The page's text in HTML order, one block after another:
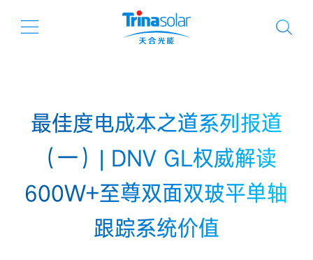
最佳度电成本之道系列报道
（一）| DNV GL权威解读
600W+至尊双面双玻平单轴
跟踪系统价值